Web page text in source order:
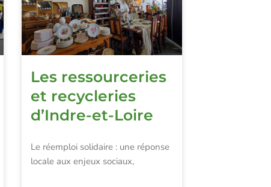
Les ressourceries
et recycleries
d’Indre-et-Loire
Le réemploi solidaire : une réponse
locale aux enjeux sociaux,